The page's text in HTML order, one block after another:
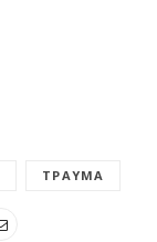
ΤΡΑΎΜΑ